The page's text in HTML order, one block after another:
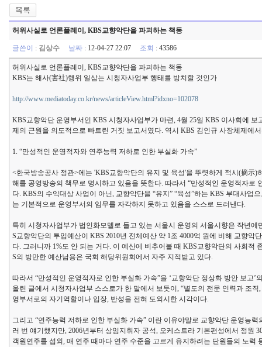
허위사실로 언론플레이, KBS교향악단을 파괴하는 책동
글쓴이 : 김상수 날짜 : 12-04-27 22:07 조회 : 43586
허위사실로 언론플레이, KBS교향악단을 파괴하는 책동
KBS는 해사(害社)행위 일삼는 시청자사업부 행태를 방치할 것인가
http://www.mediatoday.co.kr/news/articleView.html?idxno=102078
KBS교향악단 운영부서인 KBS 시청자사업부가 마련, 4월 25일 KBS 이사회에
제의 근원을 의도적으로 빠트린 거짓 보고서였다. 역시 KBS 김인규 사장체제
1. “만성적인 운영적자와 연주능력 저하로 인한 부실화 가속”
<한국방송공사 정관>에는 'KBS교향악단의 유지 및 육성'을 뚜렷하게 적시(摘示
해를 공영방송의 책무로 명시하고 있음을 뜻한다. 따라서 “만성적인 운영적자
다. KBS의 수익대상 사업이 아닌, 교향악단을 “유지” “육성”하는 KBS 부대사
는 기본적으로 운영부서의 임무를 자각하지 못하고 있음을 스스로 드러낸다.
특히 시청자사업부가 법인화모델로 들고 있는 서울시 운영의 서울시향은 작년
S교향악단의 투입예산이 KBS 2010년 전체예산 약 1조 4000억 원에 비해 교향악
다. 그러니까 1%도 안 되는 거다. 이 예산에 비추어볼 때 KBS교향악단의 사회적
S의 방만한 예산남용은 국회 해당위원회에서 자주 지적받고 있다.
따라서 “만성적인 운영적자로 인한 부실화 가속”을 ‘교향악단 정상화 방안 보
올린 글에서 시청자사업부 스스로가 한 말에서 보듯이, “별도의 전문 인력과 조
영부서로의 자기역할이나 입장, 반성을 전혀 도외시한 시각이다.
그리고 “연주능력 저하로 인한 부실화 가속” 이란 이유야말로 교향악단 운영능
러 번 얘기했지만, 2006년부터 상임지휘자 공석, 오케스트라 기본편성에서 정
객원연주를 섭외, 매 연주 때마다 연주 수준을 고르게 유지하려는 단원들의 노력